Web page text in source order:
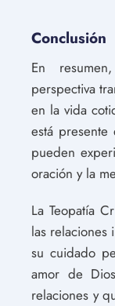
Conclusión
En
perspectiva
en la vida
está
pueden
oración y la
La Teopatía
las relaciones
su cuidado
amor de
relaciones y